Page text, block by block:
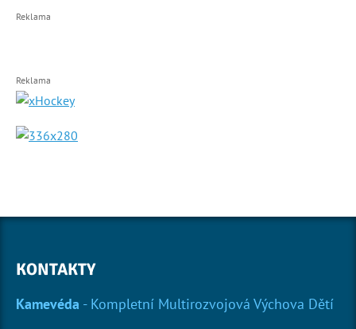
Reklama
Reklama
KONTAKTY
Kamevéda - Kompletní Multirozvojová Výchova Dětí